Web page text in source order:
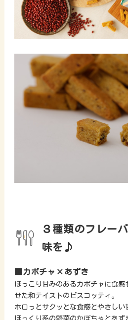
３種類のフレー
味を♪
■カボチャ×あずき
ほっこり甘みのあるカボチャに食
せた和テイストのビスコッティ。
ホロっとサクッとな食感とやさしい
ほっくり系の野菜のかぼちゃとあず